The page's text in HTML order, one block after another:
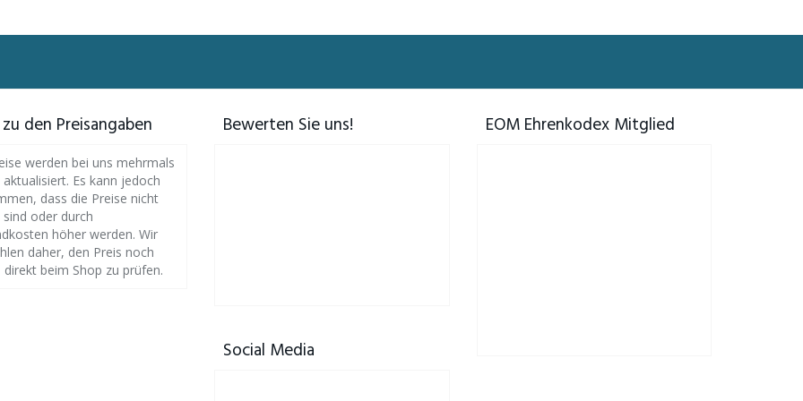
den Preisangaben
werden bei uns mehrmals
Es kann jedoch
dass die Preise nicht
oder durch
höher werden. Wir
daher, den Preis noch
direkt beim Shop zu prüfen.
Bewerten Sie uns!
Social Media
EOM Ehrenkodex Mitglied